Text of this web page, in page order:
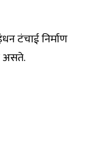
टंचाई निर्माण
असते.